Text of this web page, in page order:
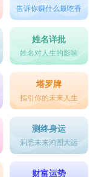
告诉你赚什么最吃香
姓名详批
姓名对人生的影响
塔罗牌
指引你的未来人生
测终身运
洞悉未来鸿图大运
财富运势